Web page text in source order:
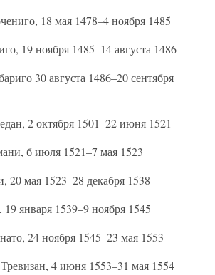
18 мая 1478–4 ноября 1485
19 ноября 1485–14 августа 1486
30 августа 1486–20 сентября
2 октября 1501–22 июня 1521
б июля 1521–7 мая 1523
20 мая 1523–28 декабря 1538
января 1539–9 ноября 1545
24 ноября 1545–23 мая 1553
4 июня 1553–31 мая 1554